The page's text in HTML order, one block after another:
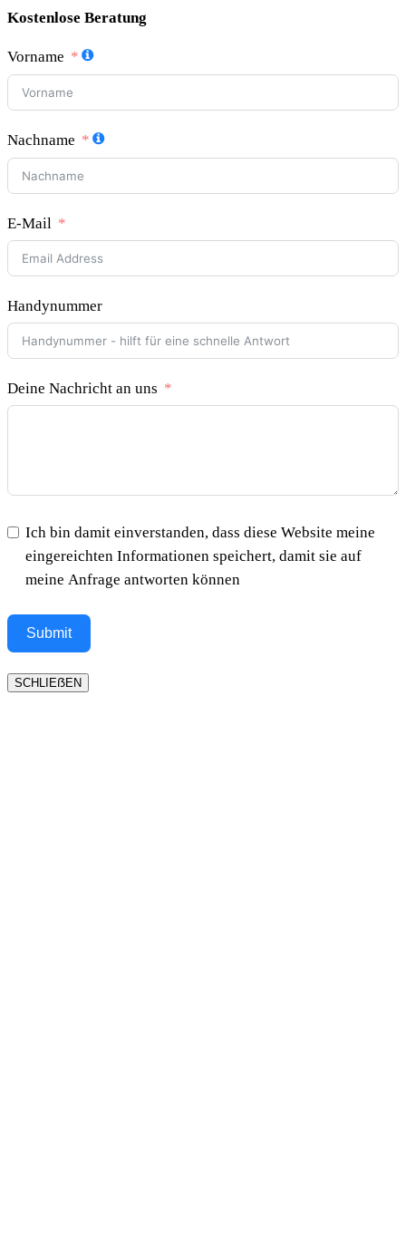
Kostenlose Beratung
Vorname
Nachname
E-Mail
Handynummer
Deine Nachricht an uns
Ich bin damit einverstanden, dass diese Website meine
eingereichten Informationen speichert, damit sie auf
meine Anfrage antworten können
Submit
SCHLIEẞEN